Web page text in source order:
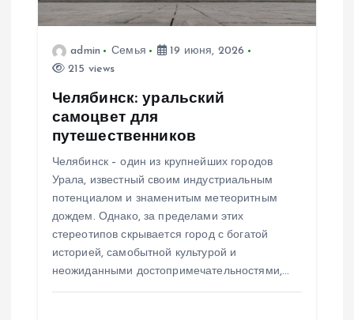
о
admin Семья
19 июня, 2026
215 views
Челябинск: уральский
самоцвет для
путешественников
Челябинск – один из крупнейших городов
Урала, известный своим индустриальным
потенциалом и знаменитым метеоритным
дождем. Однако, за пределами этих
стереотипов скрывается город с богатой
историей, самобытной культурой и
неожиданными достопримечательностями,…